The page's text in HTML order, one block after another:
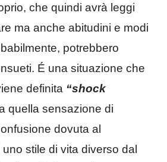
che quindi avrà leggi
ma anche abitudini e modi
potrebbero
É una situazione che
definita “shock
quella sensazione di
dovuta al
stile di vita diverso dal